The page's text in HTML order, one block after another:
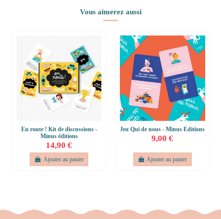
Vous aimerez aussi
En route ! Kit de discussions -
Minus éditions
14,90 €
Ajouter au panier
Jeu Qui de nous - Minus Editions
9,00 €
Ajouter au panier